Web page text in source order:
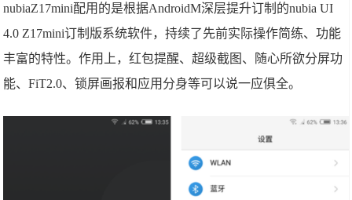
nubiaZ17mini配用的是根据AndroidM深层提升订制的nubia UI
4.0 Z17mini订制版系统软件，持续了先前实际操作简练、功能
丰富的特性。作用上，红包提醒、超级截图、随心所欲分屏功
能、FiT2.0、锁屏画报和应用分身等可以说一应俱全。